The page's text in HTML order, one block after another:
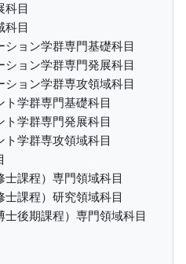
科目
科目
ション学群専門基礎科目
ション学群専門発展科目
ション学群専攻領域科目
ト学群専門基礎科目
ト学群専門発展科目
ト学群専攻領域科目
士課程）専門領域科目
士課程）研究領域科目
士後期課程）専門領域科目